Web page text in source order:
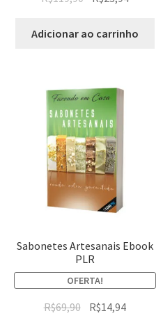
Adicionar ao carrinho
Sabonetes Artesanais Ebook
PLR
OFERTA!
R$69,90 R$14,94